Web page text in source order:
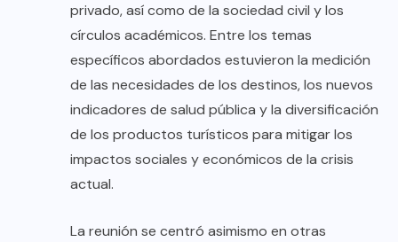
privado, así como de la sociedad civil y los
círculos académicos. Entre los temas
específicos abordados estuvieron la medición
de las necesidades de los destinos, los nuevos
indicadores de salud pública y la diversificación
de los productos turísticos para mitigar los
impactos sociales y económicos de la crisis
actual.
La reunión se centró asimismo en otras